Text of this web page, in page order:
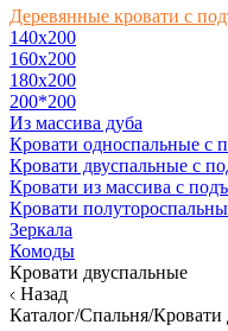
Деревянные кровати с
140x200
160х200
180х200
200*200
Из массива дуба
Кровати односпальные с
Кровати двуспальные с
Кровати из массива с
Кровати
Зеркала
Комоды
Кровати двуспальные
Назад
Каталог/Спальня/Кровати